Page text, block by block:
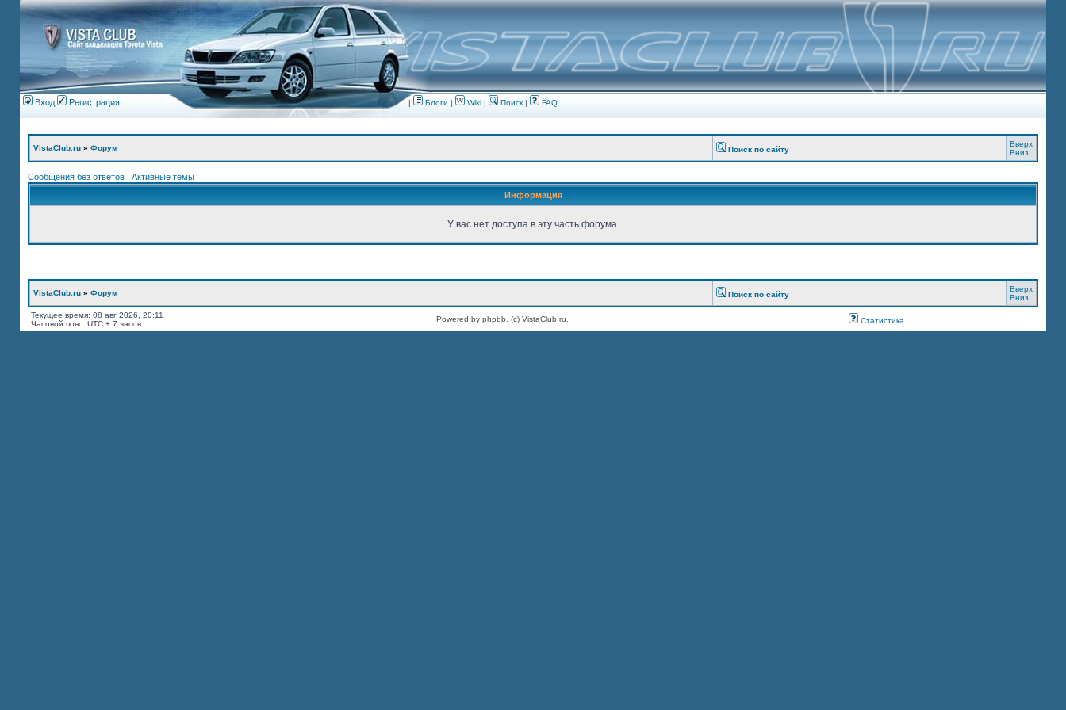
Вход Регистрация | Блоги | Wiki | Поиск| FAQ
VistaClub.ru » Форум Поиск по сайту
Вверх
Вниз
Сообщения без ответов | Активные темы
Информация
У вас нет доступа в эту часть форума.
VistaClub.ru » Форум Поиск по сайту
Вверх
Вниз
Текущее время: 08 авг 2026, 20:11
Часовой пояс: UTC + 7 часов
Powered by phpbb. (c) VistaClub.ru. Статистика